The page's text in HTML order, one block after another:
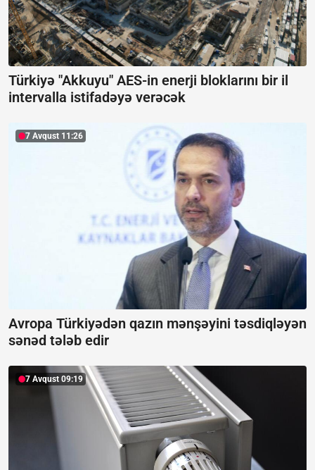
Türkiyə "Akkuyu" AES-in enerji bloklarını bir il
intervalla istifadəyə verəcək
7 Avqust 11:26
Avropa Türkiyədən qazın mənşəyini təsdiqləyən
sənəd tələb edir
7 Avqust 09:19